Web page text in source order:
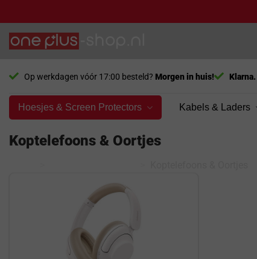
Ga
naar
Op werkdagen vóór 17:00 besteld? Morgen in huis! Klarna.
Hoesjes & Screen Protectors Kabels & Laders
Koptelefoons & Oortjes